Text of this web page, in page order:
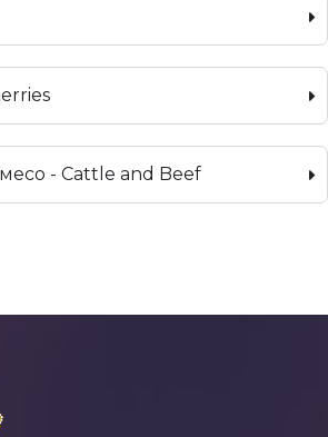
- Cattle and Beef